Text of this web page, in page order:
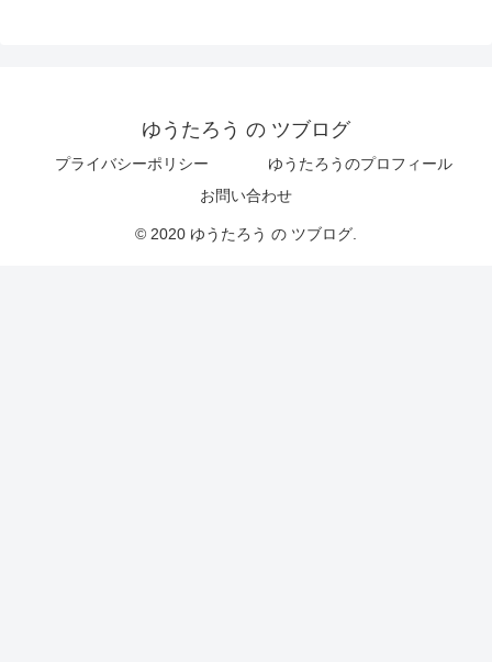
ゆうたろう の ツブログ
プライバシーポリシー
ゆうたろうのプロフィール
お問い合わせ
© 2020 ゆうたろう の ツブログ.